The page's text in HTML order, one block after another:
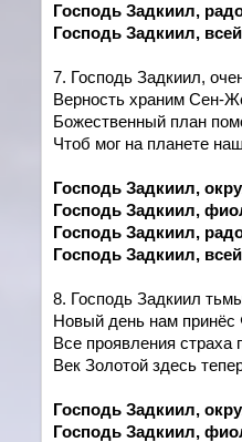
Господь Задкиил,
Господь Задкиил,
7. Господь Задкиил,
Верность храним Сен-
Божественный план
Чтоб мог на планете
Господь Задкиил,
Господь Задкиил,
Господь Задкиил,
Господь Задкиил,
8. Господь Задкиил
Новый день нам принёс
Все проявления страха
Век Золотой здесь
Господь Задкиил,
Господь Задкиил,